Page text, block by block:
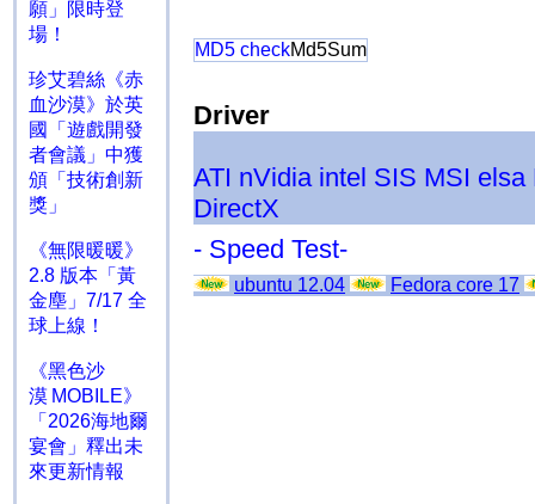
願」限時登
場！
珍艾碧絲《赤
血沙漠》於英
國「遊戲開發
者會議」中獲
頒「技術創新
獎」
《無限暖暖》
2.8 版本「黃
金塵」7/17 全
球上線！
《黑色沙
漠 MOBILE》
「2026海地爾
宴會」釋出未
來更新情報
MD5 checkMd5Sum
Driver
ATI nVidia intel SIS MSI elsa
DirectX
- Speed Test-
ubuntu 12.04 Fedora core 17